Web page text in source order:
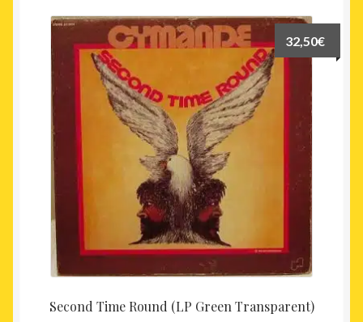
Second Time Round (LP Green Transparent)
32,50€